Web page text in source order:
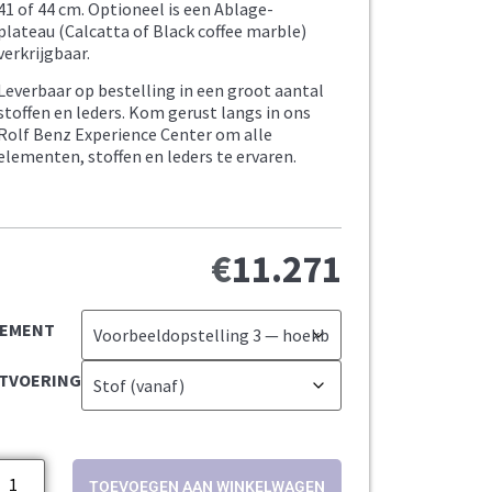
of 44 cm. Optioneel is een Ablage-
(Calcatta of Black coffee marble)
op bestelling in een groot aantal
en leders. Kom gerust langs in ons
Benz Experience Center om alle
stoffen en leders te ervaren.
€11.271
TOEVOEGEN AAN WINKELWAGEN